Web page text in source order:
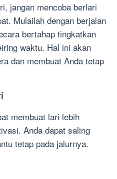
jangan mencoba berlari
Mulailah dengan berjalan
bertahap tingkatkan
waktu. Hal ini akan
dan membuat Anda tetap
membuat lari lebih
Anda dapat saling
tetap pada jalurnya.